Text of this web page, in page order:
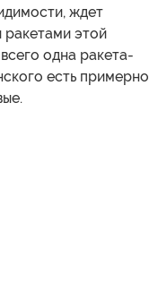
ждет
этой
одна ракета-
есть примерно